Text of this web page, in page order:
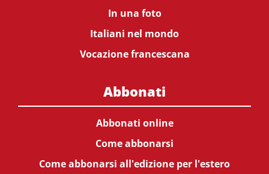
In una foto
Italiani nel mondo
Vocazione francescana
Abbonati
Abbonati online
Come abbonarsi
Come abbonarsi all'edizione per l'estero